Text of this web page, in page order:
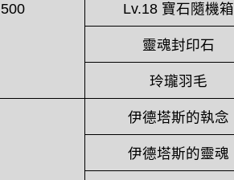
500 Lv.18 寶石隨機箱
靈魂封印石
玲瓏羽毛
伊德塔斯的執念
伊德塔斯的靈魂